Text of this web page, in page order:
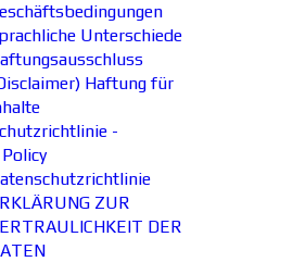
Unterschiede
Haftung für
-
ZUR
DER